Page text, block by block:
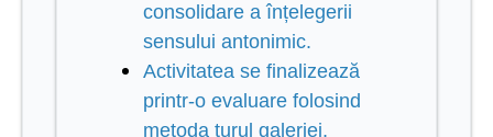
consolidare a înțelegerii
sensului antonimic.
Activitatea se finalizează
printr-o evaluare folosind
metoda turul galeriei,